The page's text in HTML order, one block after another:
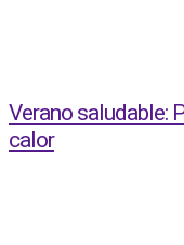
Verano saludable:
calor